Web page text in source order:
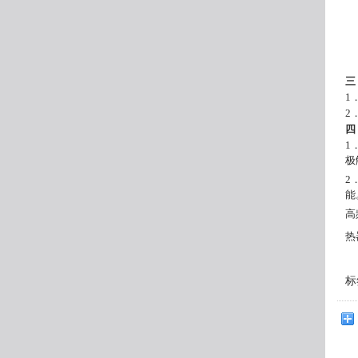
三
1 ．
2
1 ．
极
2 ．
能
高
热